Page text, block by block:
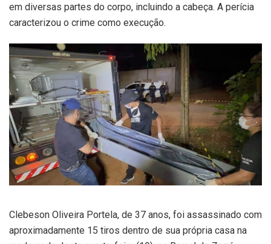
em diversas partes do corpo, incluindo a cabeça. A perícia
caracterizou o crime como execução.
Clebeson Oliveira Portela, de 37 anos, foi assassinado com
aproximadamente 15 tiros dentro de sua própria casa na